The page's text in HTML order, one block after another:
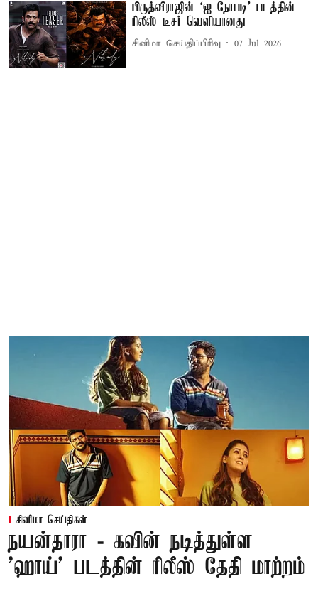
பிருத்விராஜின் ‘ஐ நோபடி’ படத்தின்
ரிலீஸ் டீசர் வெளியானது
சினிமா செய்திப்பிரிவு 07 Jul 2026
சினிமா செய்திகள்
நயன்தாரா - கவின் நடித்துள்ள
'ஹாய்' படத்தின் ரிலீஸ் தேதி மாற்றம்